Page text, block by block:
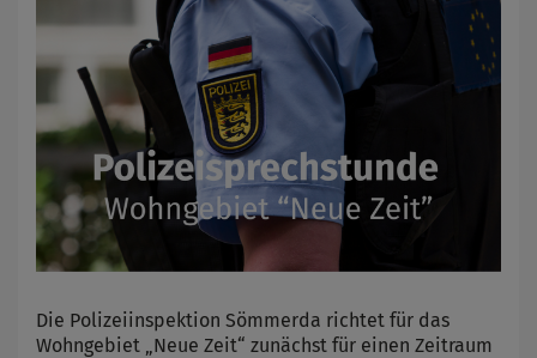
Die Polizeiinspektion Sömmerda richtet für das
Wohngebiet „Neue Zeit“ zunächst für einen Zeitraum